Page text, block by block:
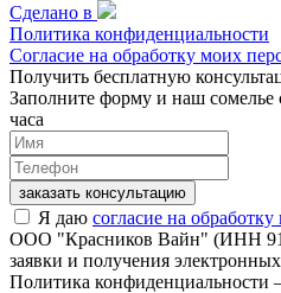
Сделано в
Политика конфиденциальности
Согласие на обработку моих
Получить бесплатную
Заполните форму и наш сомелье
часа
заказать консультацию
Я даю согласие на
ООО "Красников Вайн" (ИНН
заявки и получения
Политика конфиденциальности